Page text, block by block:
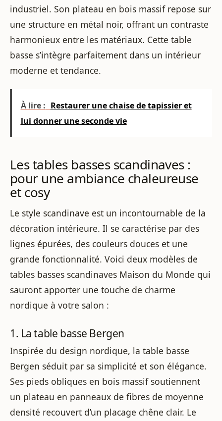
industriel. Son plateau en bois massif repose sur
une structure en métal noir, offrant un contraste
harmonieux entre les matériaux. Cette table
basse s’intègre parfaitement dans un intérieur
moderne et tendance.
À lire : Restaurer une chaise de tapissier et
lui donner une seconde vie
Les tables basses scandinaves :
pour une ambiance chaleureuse
et cosy
Le style scandinave est un incontournable de la
décoration intérieure. Il se caractérise par des
lignes épurées, des couleurs douces et une
grande fonctionnalité. Voici deux modèles de
tables basses scandinaves Maison du Monde qui
sauront apporter une touche de charme
nordique à votre salon :
1. La table basse Bergen
Inspirée du design nordique, la table basse
Bergen séduit par sa simplicité et son élégance.
Ses pieds obliques en bois massif soutiennent
un plateau en panneaux de fibres de moyenne
densité recouvert d’un placage chêne clair. Le